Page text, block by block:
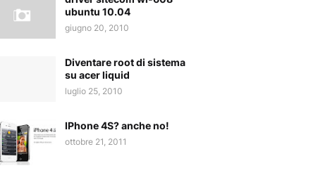
ubuntu 10.04
giugno 20, 2010
Diventare root di sistema
su acer liquid
luglio 25, 2010
IPhone 4S? anche no!
ottobre 21, 2011